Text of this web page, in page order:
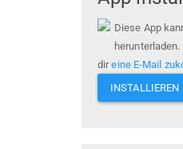
Diese App
direine E-Mail
INSTALLIEREN